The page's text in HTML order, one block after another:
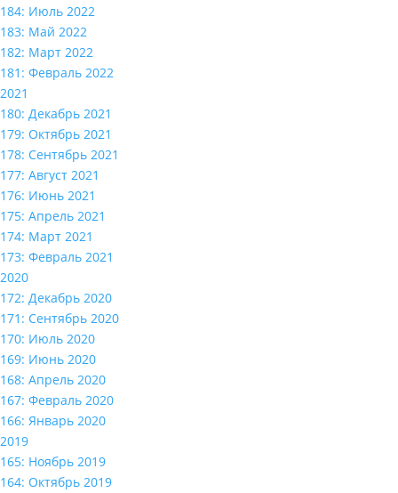
184: Июль 2022
183: Май 2022
182: Март 2022
181: Февраль 2022
2021
180: Декабрь 2021
179: Октябрь 2021
178: Сентябрь 2021
177: Август 2021
176: Июнь 2021
175: Апрель 2021
174: Март 2021
173: Февраль 2021
2020
172: Декабрь 2020
171: Сентябрь 2020
170: Июль 2020
169: Июнь 2020
168: Апрель 2020
167: Февраль 2020
166: Январь 2020
2019
165: Ноябрь 2019
164: Октябрь 2019